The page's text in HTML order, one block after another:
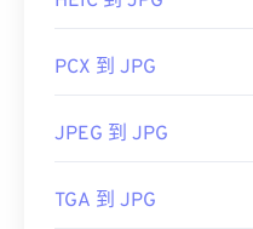
使用我們的顏色選擇器
PCX 到 JPG
JPEG 到 JPG
TGA 到 JPG